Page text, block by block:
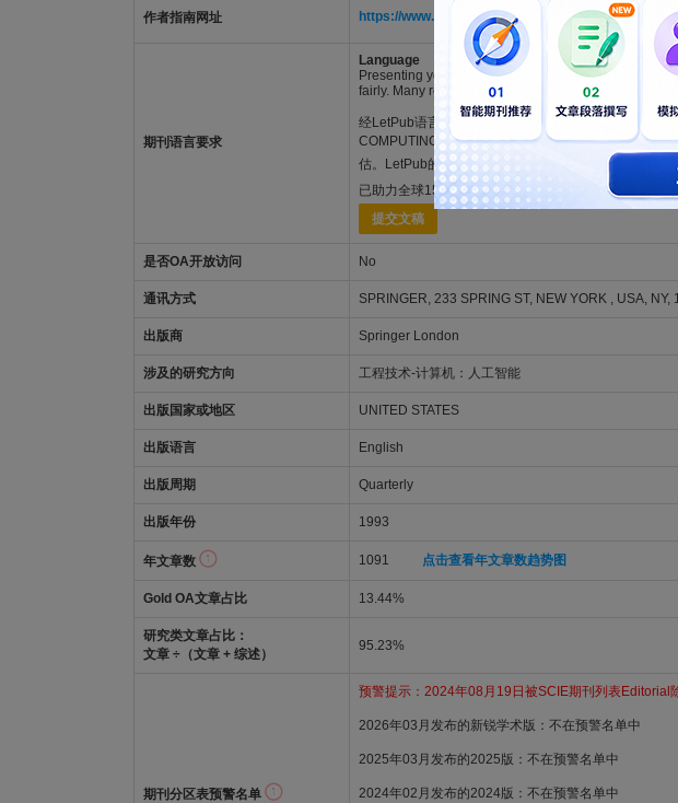
作者指南网址 https://www.springer.com/521/submission-
期刊语言要求
Language
Presenting your work in a well-structured
fairly. Many researchers find that getting some
经LetPub语言功底雄厚的美籍native English speaker
COMPUTING & APPLICATIONS编辑和审稿人得到更
估。LetPub的专业SCI论文编辑服务（包括 SCI论文英
已助力全球15万+作者顺利发表论文。部分发表范例可
提交文稿
是否OA开放访问 No
通讯方式 SPRINGER, 233 SPRING ST, NEW YORK , USA, NY,
出版商 Springer London
涉及的研究方向 工程技术-计算机：人工智能
出版国家或地区 UNITED STATES
出版语言 English
出版周期 Quarterly
出版年份 1993
年文章数 1091 点击查看年文章数趋势图
Gold OA文章占比 13.44%
研究类文章占比：
文章 ÷（文章 + 综述）
95.23%
期刊分区表预警名单
预警提示：2024年08月19日被SCIE期刊列表Editorial
2026年03月发布的新锐学术版：不在预警名单中
2025年03月发布的2025版：不在预警名单中
2024年02月发布的2024版：不在预警名单中